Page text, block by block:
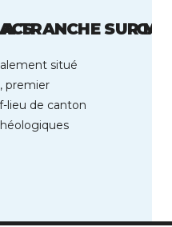
situé
premier
lieu de canton
TRANCHE SUR